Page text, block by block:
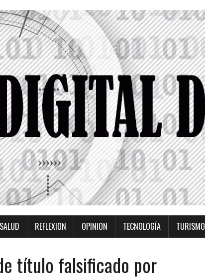
SALUD REFLEXION OPINION TECNOLOGÍA TURISMO
título falsificado por